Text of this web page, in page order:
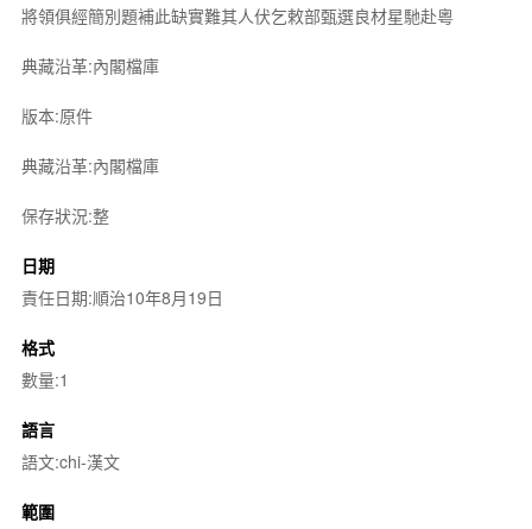
將領俱經簡別題補此缺實難其人伏乞敕部甄選良材星馳赴粵
典藏沿革:內閣檔庫
版本:原件
典藏沿革:內閣檔庫
保存狀況:整
日期
責任日期:順治10年8月19日
格式
數量:1
語言
語文:chi-漢文
範圍